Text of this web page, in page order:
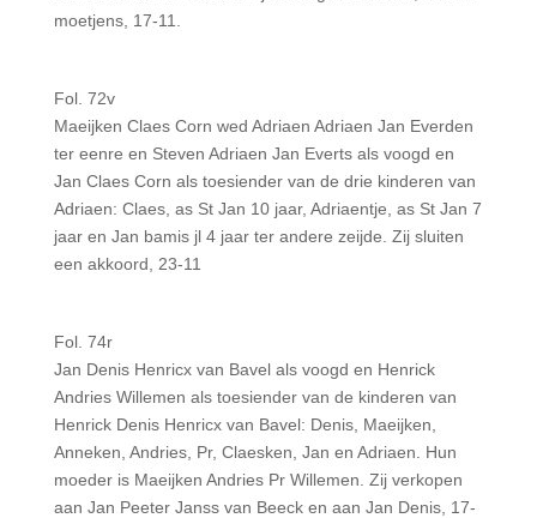
moetjens, 17-11.
Fol. 72v
Maeijken Claes Corn wed Adriaen Adriaen Jan Everden
ter eenre en Steven Adriaen Jan Everts als voogd en
Jan Claes Corn als toesiender van de drie kinderen van
Adriaen: Claes, as St Jan 10 jaar, Adriaentje, as St Jan 7
jaar en Jan bamis jl 4 jaar ter andere zeijde. Zij sluiten
een akkoord, 23-11
Fol. 74r
Jan Denis Henricx van Bavel als voogd en Henrick
Andries Willemen als toesiender van de kinderen van
Henrick Denis Henricx van Bavel: Denis, Maeijken,
Anneken, Andries, Pr, Claesken, Jan en Adriaen. Hun
moeder is Maeijken Andries Pr Willemen. Zij verkopen
aan Jan Peeter Janss van Beeck en aan Jan Denis, 17-